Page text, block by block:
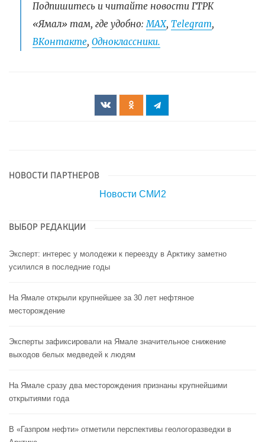
Подпишитесь и читайте новости ГТРК
«Ямал» там, где удобно:МАХ, Telegram,
ВКонтакте, Одноклассники.
НОВОСТИ ПАРТНЕРОВ
Новости СМИ2
ВЫБОР РЕДАКЦИИ
Эксперт: интерес у молодежи к переезду в Арктику заметно
усилился в последние годы
На Ямале открыли крупнейшее за 30 лет нефтяное
месторождение
Эксперты зафиксировали на Ямале значительное снижение
выходов белых медведей к людям
На Ямале сразу два месторождения признаны крупнейшими
открытиями года
В «Газпром нефти» отметили перспективы геологоразведки в